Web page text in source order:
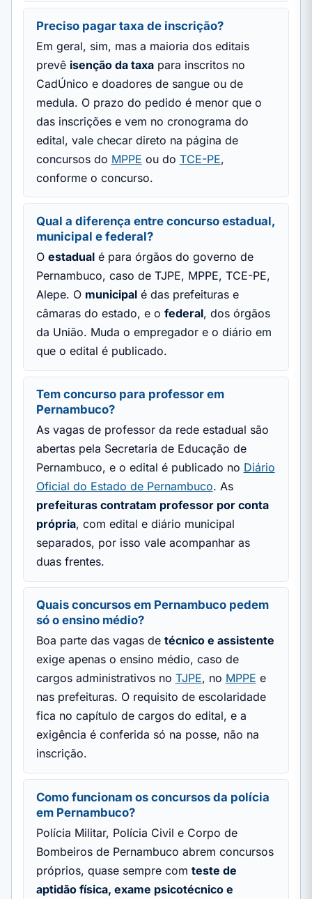
Preciso pagar taxa de inscrição?
Em geral, sim, mas a maioria dos editais
prevê isenção da taxapara inscritos no
CadÚnico e doadores de sangue ou de
medula. O prazo do pedido é menor que o
das inscrições e vem no cronograma do
edital, vale checar direto na página de
concursos do MPPE ou do TCE-PE,
conforme o concurso.
Qual a diferença entre concurso estadual,
municipal e federal?
O estadualé para órgãos do governo de
Pernambuco, caso de TJPE, MPPE, TCE-PE,
Alepe. O municipalé das prefeituras e
câmaras do estado, e o federal, dos órgãos
da União. Muda o empregador e o diário em
que o edital é publicado.
Tem concurso para professor em
Pernambuco?
As vagas de professor da rede estadual são
abertas pela Secretaria de Educação de
Pernambuco, e o edital é publicado no Diário
Oficial do Estado de Pernambuco. As
prefeituras contratam professor por conta
própria, com edital e diário municipal
separados, por isso vale acompanhar as
duas frentes.
Quais concursos em Pernambuco pedem
só o ensino médio?
Boa parte das vagas de técnico e assistente
exige apenas o ensino médio, caso de
cargos administrativos no TJPE, no MPPE e
nas prefeituras. O requisito de escolaridade
fica no capítulo de cargos do edital, e a
exigência é conferida só na posse, não na
inscrição.
Como funcionam os concursos da polícia
em Pernambuco?
Polícia Militar, Polícia Civil e Corpo de
Bombeiros de Pernambuco abrem concursos
próprios, quase sempre com teste de
aptidão física, exame psicotécnico e